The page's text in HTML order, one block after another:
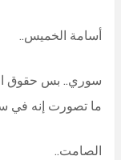
أسامة الخميس..
سوري.. بس حقوق
ما تصورت إنه في
الصامت..